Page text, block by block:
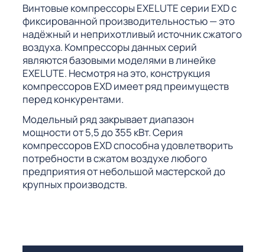
Винтовые компрессоры EXELUTE серии EXD с
фиксированной производительностью — это
надёжный и неприхотливый источник сжатого
воздуха. Компрессоры данных серий
являются базовыми моделями в линейке
EXELUTE. Несмотря на это, конструкция
компрессоров EXD имеет ряд преимуществ
перед конкурентами.
Модельный ряд закрывает диапазон
мощности от 5,5 до 355 кВт. Серия
компрессоров EXD способна удовлетворить
потребности в сжатом воздухе любого
предприятия от небольшой мастерской до
крупных производств.